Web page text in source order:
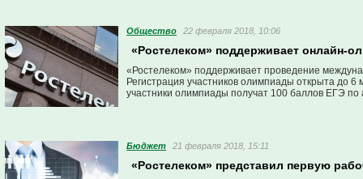
Общество 22 февраля 2018, 10:06
«Ростелеком» поддерживает онлайн-
«Ростелеком» поддерживает проведение
Регистрация участников олимпиады открыта до
участники олимпиады получат 100 баллов ЕГЭ по
Бюджет 21 февраля 2018, 15:11
«Ростелеком» представил первую